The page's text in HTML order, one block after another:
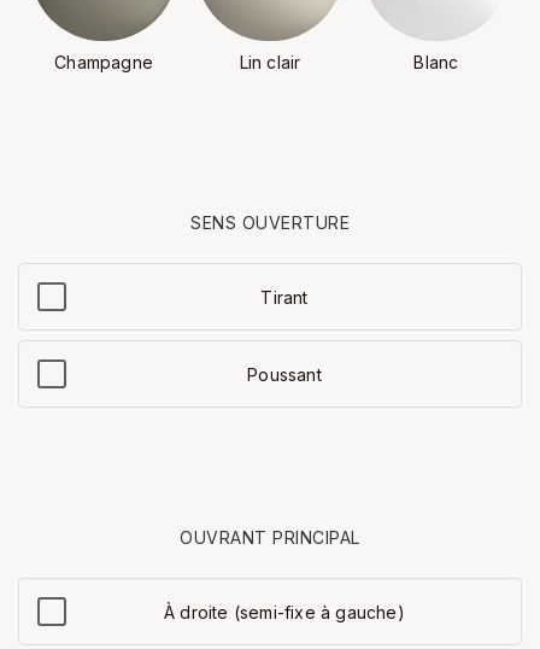
Champagne Lin clair Blanc
SENS OUVERTURE
Tirant
Poussant
OUVRANT PRINCIPAL
À droite (semi-fixe à gauche)